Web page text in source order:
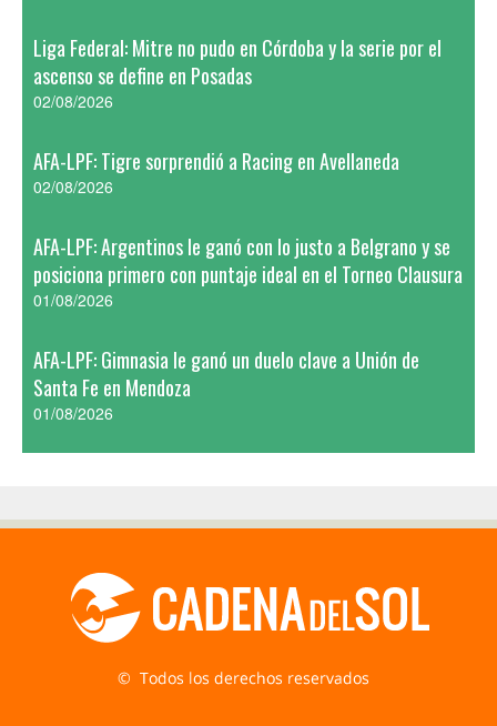
Liga Federal: Mitre no pudo en Córdoba y la serie por el
ascenso se define en Posadas
02/08/2026
AFA-LPF: Tigre sorprendió a Racing en Avellaneda
02/08/2026
AFA-LPF: Argentinos le ganó con lo justo a Belgrano y se
posiciona primero con puntaje ideal en el Torneo Clausura
01/08/2026
AFA-LPF: Gimnasia le ganó un duelo clave a Unión de
Santa Fe en Mendoza
01/08/2026